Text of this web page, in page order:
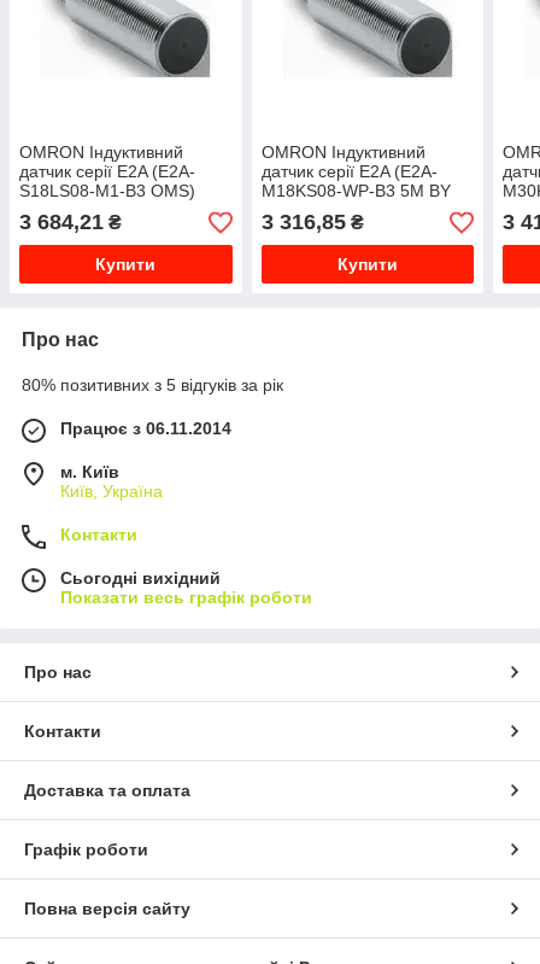
OMRON Індуктивний
датчик серії E2A (E2A-
S18LS08-M1-B3 OMS)
3 684,21 ₴
Купити
OMRON Індуктивний
датчик серії E2A (E2A-
M18KS08-WP-B3 5M BY
3 316,85₴
Купити
3
Про нас
80% позитивних з 5 відгуків за рік
Працює з 06.11.2014
м. Київ
Київ, Україна
Контакти
Сьогодні вихідний
Показати весь графік роботи
Про нас
Контакти
Доставка та оплата
Графік роботи
Повна версія сайту